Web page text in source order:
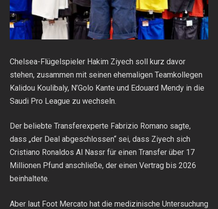
Chelsea-Flügelspieler Hakim Ziyech soll kurz davor
stehen, zusammen mit seinen ehemaligen Teamkollegen
Kalidou Koulibaly, N’Golo Kante und Edouard Mendy in die
Saudi Pro League zu wechseln.
Der beliebte Transferexperte Fabrizio Romano sagte,
dass „der Deal abgeschlossen“ sei, dass Ziyech sich
Cristiano Ronaldos Al Nassr für einen Transfer über 17
Millionen Pfund anschließe, der einen Vertrag bis 2026
beinhaltete.
Aber laut Foot Mercato hat die medizinische Untersuchung